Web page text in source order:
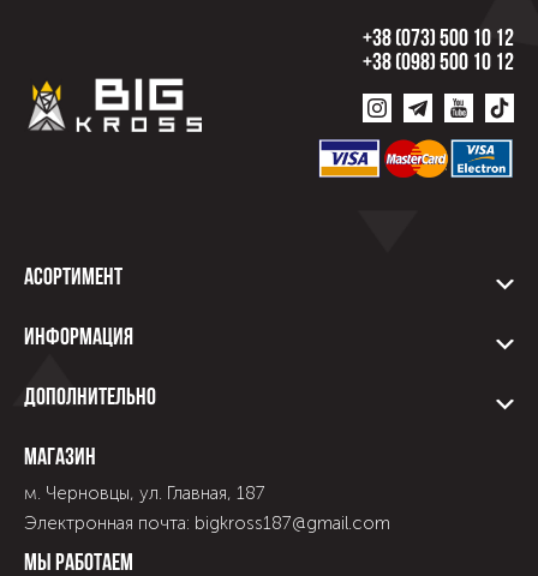
+38 (073) 500 10 12
+38 (098) 500 10 12
Асортимент
Информация
Дополнительно
Магазин
м. Черновцы, ул. Главная, 187
Электронная почта: bigkross187@gmail.com
Мы работаем